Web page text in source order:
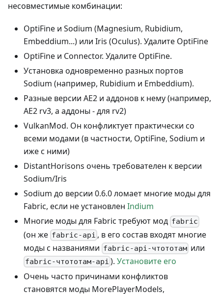
несовместимые комбинации:
OptiFine и Sodium (Magnesium, Rubidium,
Embeddium...) или Iris (Oculus). Удалите OptiFine
OptiFine и Connector. Удалите OptiFine.
Установка одновременно разных портов
Sodium (например, Rubidium и Embeddium).
Разные версии AE2 и аддонов к нему (например,
AE2 rv3, а аддоны - для rv2)
VulkanMod. Он конфликтует практически со
всеми модами (в частности, OptiFine, Sodium и
иже с ними)
DistantHorisons очень требователен к версии
Sodium/Iris
Sodium до версии 0.6.0 ломает многие моды для
Fabric, если не установлен Indium
Многие моды для Fabric требуют мод fabric
(он же fabric-api , в его состав входят многие
моды с названиями fabric-api-чтототам или
fabric-чтототам-api ).Установите его
Очень часто причинами конфликтов
становятся моды MorePlayerModels,